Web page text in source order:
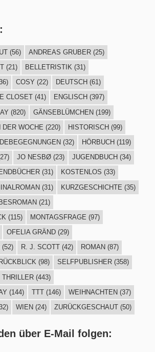
(56) ANDREAS GRUBER(25)
(21) BELLETRISTIK(31)
COSY (22) DEUTSCH (61)
CLOSET(41) ENGLISCH (397)
(820) GÄNSEBLÜMCHEN(199)
WOCHE (220) HISTORISCH (99)
(32) HÖRBUCH (119)
JO NESBØ(23) JUGENDBUCH (34)
(31) KOSTENLOS (33)
(31) KURZGESCHICHTE (35)
(21)
(115) MONTAGSFRAGE (97)
OFELIA GRÄND(29)
(52) R. J. SCOTT(42) ROMAN (87)
RÜCKBLICK(98) SELFPUBLISHER(358)
THRILLER(443)
(144) TTT(146) WEIHNACHTEN (37)
WIEN (24) ZURÜCKGESCHAUT(50)
über E-Mail folgen: